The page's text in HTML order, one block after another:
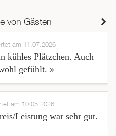
von Gästen
am 11.07.2026
kühles Plätzchen. Auch
gefühlt. »
am 10.05.2026
Leistung war sehr gut.